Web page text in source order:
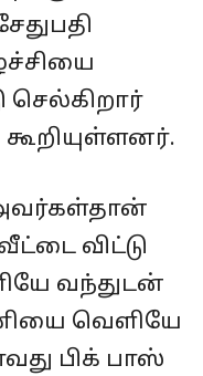
செல்கிறார்
கூறியுள்ளனர்.
விட்டு
வந்துடன்
வெளியே
பிக் பாஸ்